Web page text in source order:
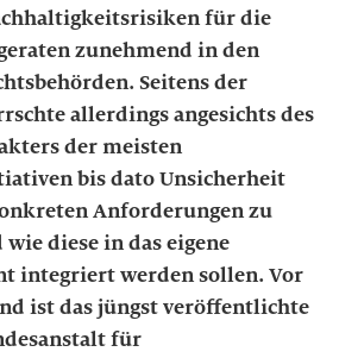
für die
zunehmend in den
Seitens der
allerdings angesichts des
der meisten
bis dato Unsicherheit
Anforderungen zu
diese in das eigene
integriert werden sollen. Vor
ist das jüngst veröffentlichte
für